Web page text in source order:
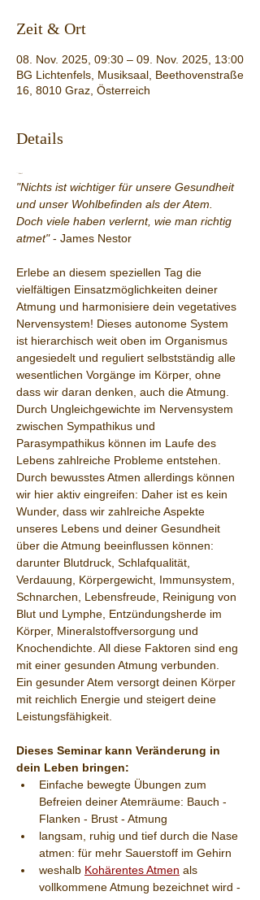
Zeit & Ort
08. Nov. 2025, 09:30 – 09. Nov. 2025, 13:00
BG Lichtenfels, Musiksaal, Beethovenstraße
16, 8010 Graz, Österreich
Details
"Nichts ist wichtiger für unsere Gesundheit
und unser Wohlbefinden als der Atem.
Doch viele haben verlernt, wie man richtig
atmet" - James Nestor
Erlebe an diesem speziellen Tag die
vielfältigen Einsatzmöglichkeiten deiner
Atmung und harmonisiere dein vegetatives
Nervensystem! Dieses autonome System
ist hierarchisch weit oben im Organismus
angesiedelt und reguliert selbstständig alle
wesentlichen Vorgänge im Körper, ohne
dass wir daran denken, auch die Atmung.
Durch Ungleichgewichte im Nervensystem
zwischen Sympathikus und
Parasympathikus können im Laufe des
Lebens zahlreiche Probleme entstehen.
Durch bewusstes Atmen allerdings können
wir hier aktiv eingreifen: Daher ist es kein
Wunder, dass wir zahlreiche Aspekte
unseres Lebens und deiner Gesundheit
über die Atmung beeinflussen können:
darunter Blutdruck, Schlafqualität,
Verdauung, Körpergewicht, Immunsystem,
Schnarchen, Lebensfreude, Reinigung von
Blut und Lymphe, Entzündungsherde im
Körper, Mineralstoffversorgung und
Knochendichte. All diese Faktoren sind eng
mit einer gesunden Atmung verbunden.
Ein gesunder Atem versorgt deinen Körper
mit reichlich Energie und steigert deine
Leistungsfähigkeit.
Dieses Seminar kann Veränderung in
dein Leben bringen:
Einfache bewegte Übungen zum
Befreien deiner Atemräume: Bauch -
Flanken - Brust - Atmung
langsam, ruhig und tief durch die Nase
atmen: für mehr Sauerstoff im Gehirn
weshalb Kohärentes Atmen als
vollkommene Atmung bezeichnet wird -